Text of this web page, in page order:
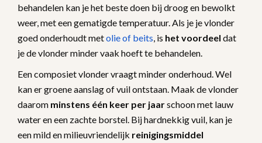
behandelen kan je het beste doen bij droog en bewolkt
weer, met een gematigde temperatuur. Als je je vlonder
goed onderhoudt metolie of beits , is het voordeel dat
je de vlonder minder vaak hoeft te behandelen.
Een composiet vlonder vraagt minder onderhoud. Wel
kan er groene aanslag of vuil ontstaan. Maak de vlonder
daarom minstens één keer per jaarschoon met lauw
water en een zachte borstel. Bij hardnekkig vuil, kan je
een mild en milieuvriendelijk reinigingsmiddel